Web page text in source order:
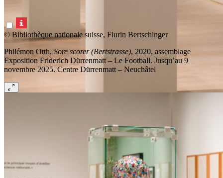
© Bibliothèque nationale suisse, Flurin Bertschinger
Philémon Otth, Sore scorer (Bertstrasse), 2020, assemblage
Exposition Friderich Dürrenmatt – Le Football. Jusqu’au 9
novembre 2025. Centre Dürrenmatt – Neuchâtel